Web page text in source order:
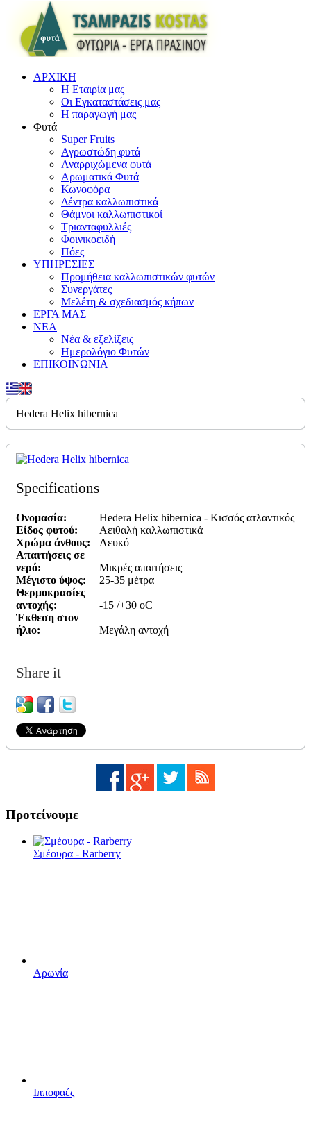
ΑΡΧΙΚΗ
Η Εταιρία μας
Οι Εγκαταστάσεις μας
Η παραγωγή μας
Φυτά
Super Fruits
Αγρωστώδη φυτά
Αναρριχώμενα φυτά
Αρωματικά Φυτά
Κωνοφόρα
Δέντρα καλλωπιστικά
Θάμνοι καλλωπιστικοί
Τριανταφυλλιές
Φοινικοειδή
Πόες
ΥΠΗΡΕΣΙΕΣ
Προμήθεια καλλωπιστικών φυτών
Συνεργάτες
Μελέτη & σχεδιασμός κήπων
ΕΡΓΑ ΜΑΣ
ΝΕΑ
Νέα & εξελίξεις
Ημερολόγιο Φυτών
ΕΠΙΚΟΙΝΩΝΙΑ
Hedera Helix hibernica
Specifications
Ονομασία:
Hedera Helix hibernica - Κισσός ατλαντικός
Είδος φυτού:
Αειθαλή καλλωπιστικά
Χρώμα άνθους:
Λευκό
Απαιτήσεις σε
νερό:
Μικρές απαιτήσεις
Μέγιστο ύψος:
25-35 μέτρα
Θερμοκρασίες
αντοχής:
-15 /+30 οC
Έκθεση στον
ήλιο:
Μεγάλη αντοχή
Share it
Προτείνουμε
Σμέουρα - Rarberry
Αρωνία
Ιπποφαές